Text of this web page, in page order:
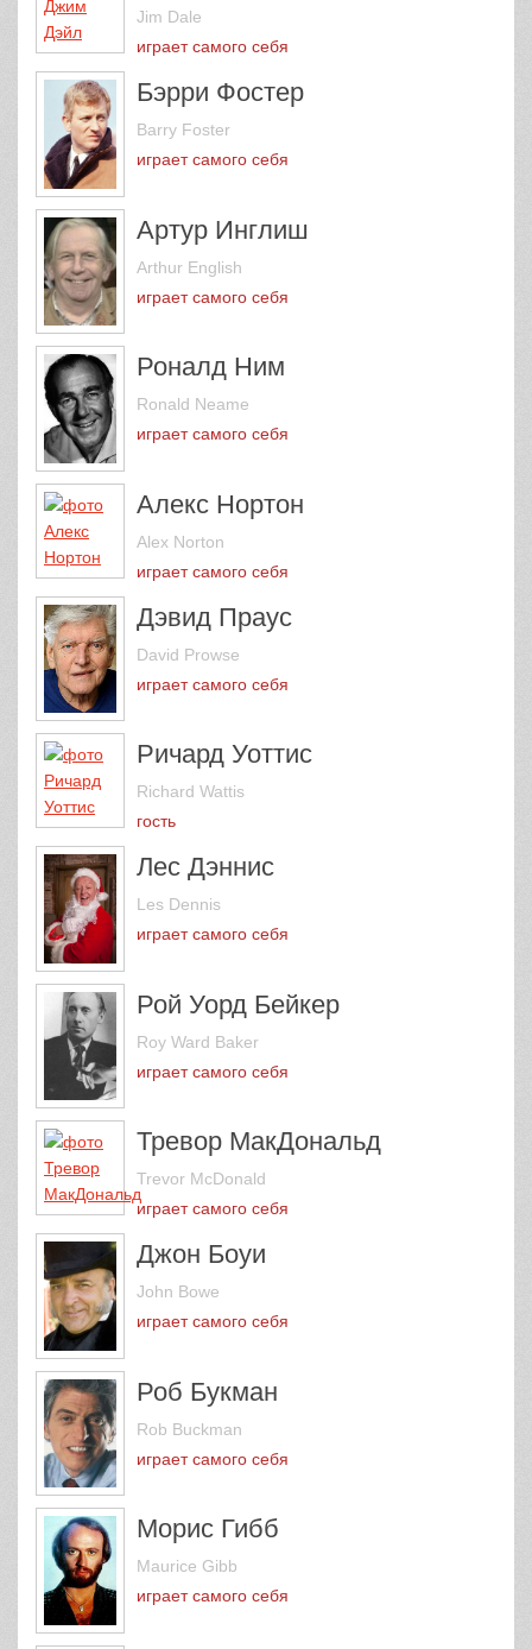
Jim Dale
играет самого себя
Бэрри Фостер
Barry Foster
играет самого себя
Артур Инглиш
Arthur English
играет самого себя
Роналд Ним
Ronald Neame
играет самого себя
Алекс Нортон
Alex Norton
играет самого себя
Дэвид Праус
David Prowse
играет самого себя
Ричард Уоттис
Richard Wattis
гость
Лес Дэннис
Les Dennis
играет самого себя
Рой Уорд Бейкер
Roy Ward Baker
играет самого себя
Тревор МакДональд
Trevor McDonald
играет самого себя
Джон Боуи
John Bowe
играет самого себя
Роб Букман
Rob Buckman
играет самого себя
Морис Гибб
Maurice Gibb
играет самого себя